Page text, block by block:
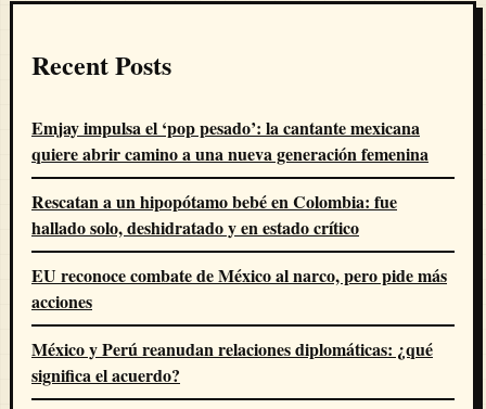
Recent Posts
Emjay impulsa el ‘pop pesado’: la cantante mexicana
quiere abrir camino a una nueva generación femenina
Rescatan a un hipopótamo bebé en Colombia: fue
hallado solo, deshidratado y en estado crítico
EU reconoce combate de México al narco, pero pide más
acciones
México y Perú reanudan relaciones diplomáticas: ¿qué
significa el acuerdo?